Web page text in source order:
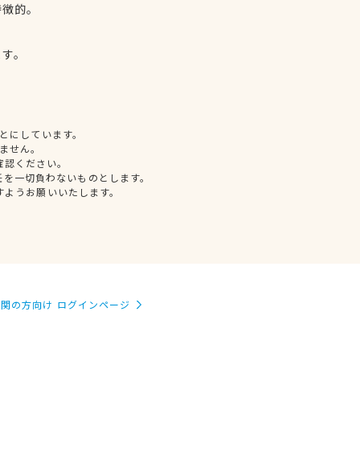
的。
。
しています。
せん。
ください。
一切負わないものとします。
うお願いいたします。
の方向け ログインページ